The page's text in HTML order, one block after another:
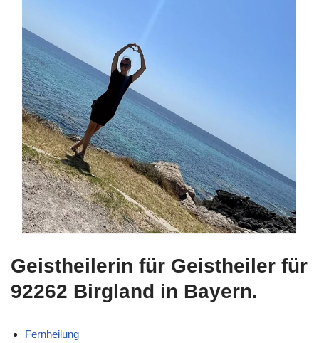
Geistheilerin für Geistheiler für
92262 Birgland in Bayern.
Fernheilung